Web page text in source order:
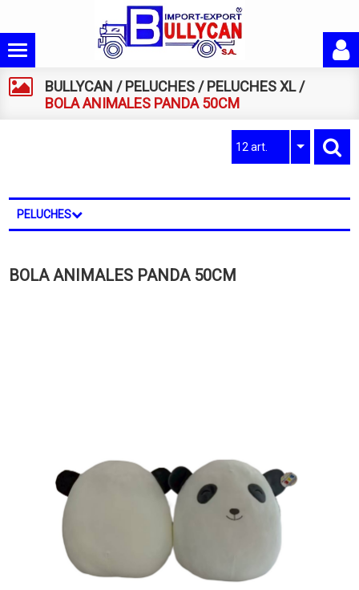
BULLYCAN /PELUCHES /PELUCHES XL/
BOLA ANIMALES PANDA 50CM
12 art.
PELUCHES
BOLA ANIMALES PANDA 50CM